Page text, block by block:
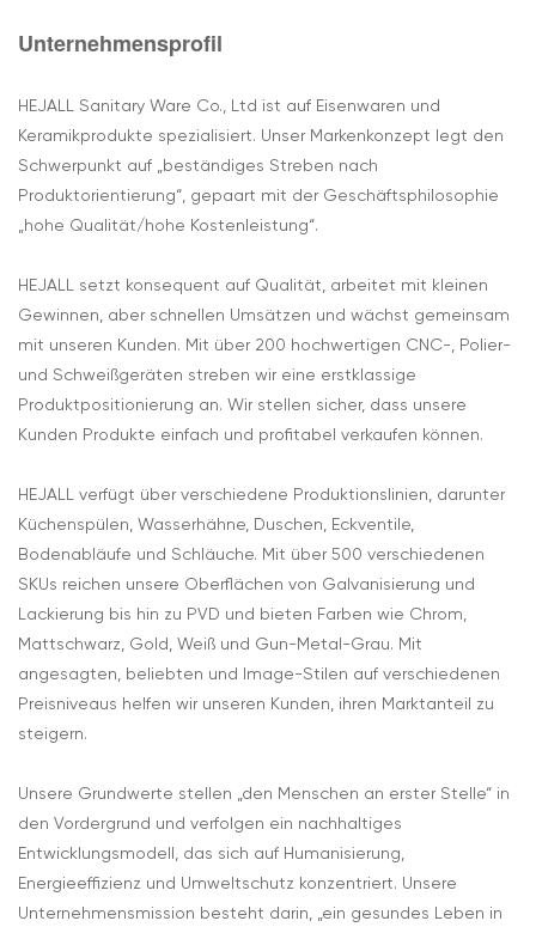
Unternehmensprofil
HEJALL Sanitary Ware Co., Ltd ist auf Eisenwaren und
Keramikprodukte spezialisiert. Unser Markenkonzept legt den
Schwerpunkt auf „beständiges Streben nach
Produktorientierung“, gepaart mit der Geschäftsphilosophie
„hohe Qualität/hohe Kostenleistung“.
HEJALL setzt konsequent auf Qualität, arbeitet mit kleinen
Gewinnen, aber schnellen Umsätzen und wächst gemeinsam
mit unseren Kunden. Mit über 200 hochwertigen CNC-, Polier-
und Schweißgeräten streben wir eine erstklassige
Produktpositionierung an. Wir stellen sicher, dass unsere
Kunden Produkte einfach und profitabel verkaufen können.
HEJALL verfügt über verschiedene Produktionslinien, darunter
Küchenspülen, Wasserhähne, Duschen, Eckventile,
Bodenabläufe und Schläuche. Mit über 500 verschiedenen
SKUs reichen unsere Oberflächen von Galvanisierung und
Lackierung bis hin zu PVD und bieten Farben wie Chrom,
Mattschwarz, Gold, Weiß und Gun-Metal-Grau. Mit
angesagten, beliebten und Image-Stilen auf verschiedenen
Preisniveaus helfen wir unseren Kunden, ihren Marktanteil zu
steigern.
Unsere Grundwerte stellen „den Menschen an erster Stelle“ in
den Vordergrund und verfolgen ein nachhaltiges
Entwicklungsmodell, das sich auf Humanisierung,
Energieeffizienz und Umweltschutz konzentriert. Unsere
Unternehmensmission besteht darin, „ein gesundes Leben in